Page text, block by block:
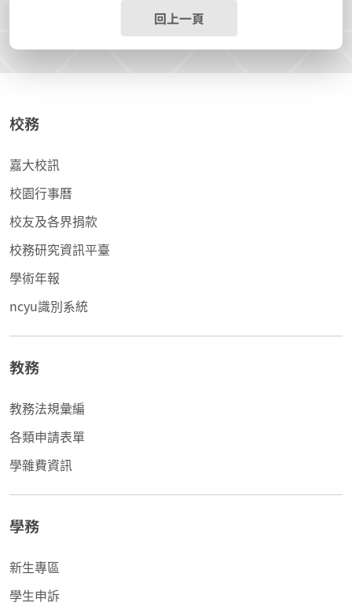
回上一頁
校務
嘉大校訊
校園行事曆
校友及各界捐款
校務研究資訊平臺
學術年報
ncyu識別系統
教務
教務法規彙編
各類申請表單
學雜費資訊
學務
新生專區
學生申訴